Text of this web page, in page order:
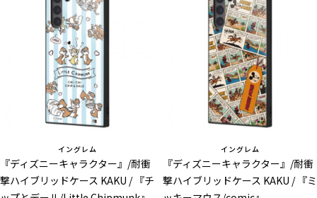
イングレム
『ディズニーキャラクター』/耐衝
撃ハイブリッドケース KAKU / 『チ
イングレム
『ディズニーキャラクター』/耐衝
撃ハイブリッドケース KAKU / 『ミ